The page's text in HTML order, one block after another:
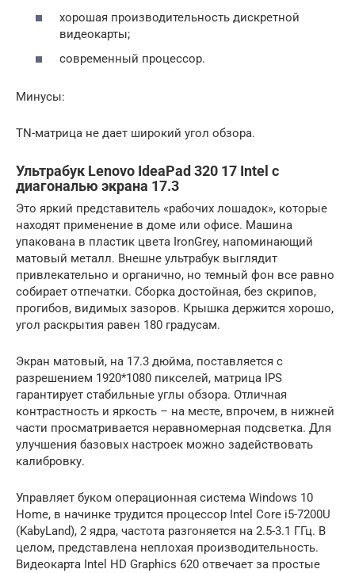
хорошая производительность дискретной
видеокарты;
современный процессор.
Минусы:
TN-матрица не дает широкий угол обзора.
Ультрабук Lenovo IdeaPad 320 17 Intel с
диагональю экрана 17.3
Это яркий представитель «рабочих лошадок», которые
находят применение в доме или офисе. Машина
упакована в пластик цвета IronGrey, напоминающий
матовый металл. Внешне ультрабук выглядит
привлекательно и органично, но темный фон все равно
собирает отпечатки. Сборка достойная, без скрипов,
прогибов, видимых зазоров. Крышка держится хорошо,
угол раскрытия равен 180 градусам.
Экран матовый, на 17.3 дюйма, поставляется с
разрешением 1920*1080 пикселей, матрица IPS
гарантирует стабильные углы обзора. Отличная
контрастность и яркость – на месте, впрочем, в нижней
части просматривается неравномерная подсветка. Для
улучшения базовых настроек можно задействовать
калибровку.
Управляет буком операционная система Windows 10
Home, в начинке трудится процессор Intel Core i5-7200U
(KabyLand), 2 ядра, частота разгоняется на 2.5-3.1 ГГц. В
целом, представлена неплохая производительность.
Видеокарта Intel HD Graphics 620 отвечает за простые